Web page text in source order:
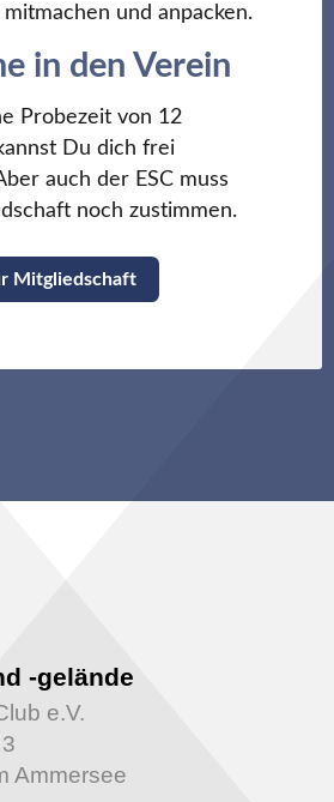
und anpacken.
in den Verein
Probezeit von 12
Du dich frei
auch der ESC muss
noch zustimmen.
Mitgliedschaft
-gelände
e.V.
Ammersee